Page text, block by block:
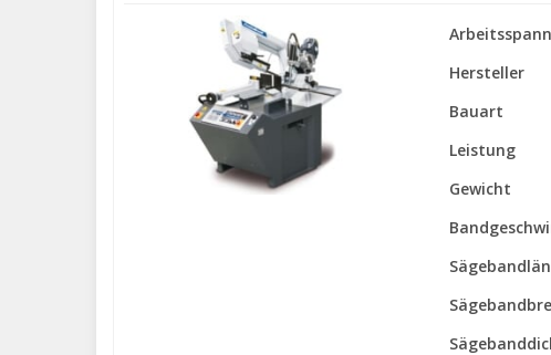
Hersteller
Bauart
Leistung
Gewicht